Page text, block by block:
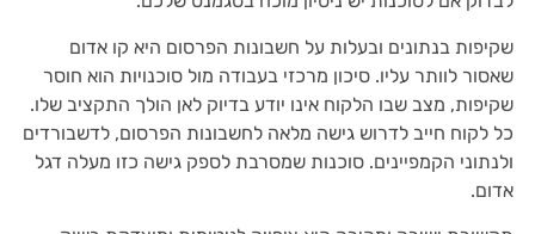
שקיפות בנתונים ובעלות על חשבונות הפרסום היא קו אדום
שאסור לוותר עליו. סיכון מרכזי בעבודה מול סוכנויות הוא חוסר
שקיפות, מצב שבו הלקוח אינו יודע בדיוק לאן הולך התקציב שלו.
כל לקוח חייב לדרוש גישה מלאה לחשבונות הפרסום, לדשבורדים
ולנתוני הקמפיינים. סוכנות שמסרבת לספק גישה כזו מעלה דגל
אדום.